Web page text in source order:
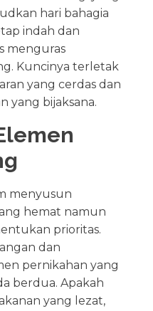
hari bahagia
indah dan
menguras
Kuncinya terletak
yang cerdas dan
yang bijaksana.
menyusun
hemat namun
prioritas.
dan
pernikahan yang
berdua. Apakah
yang lezat,